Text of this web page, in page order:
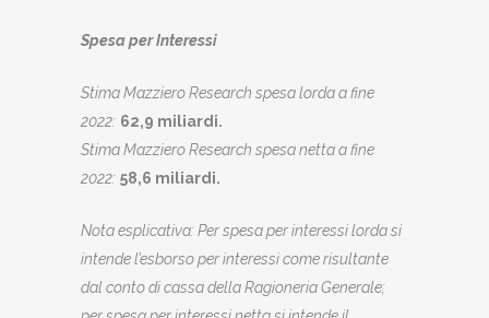
Spesa per Interessi
Stima Mazziero Research spesa lorda a fine
2022: 62,9 miliardi.
Stima Mazziero Research spesa netta a fine
2022: 58,6 miliardi.
Nota esplicativa: Per spesa per interessi lorda si
intende l’esborso per interessi come risultante
dal conto di cassa della Ragioneria Generale;